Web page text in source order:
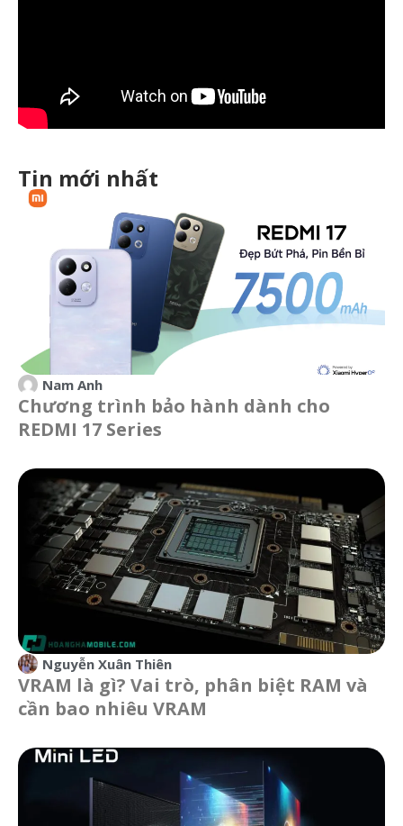
Tin mới nhất
Nam Anh
Chương trình bảo hành dành cho
REDMI 17 Series
Nguyễn Xuân Thiên
VRAM là gì? Vai trò, phân biệt RAM và
cần bao nhiêu VRAM